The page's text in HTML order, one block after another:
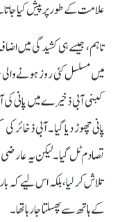
علامت کے طور پر پیش کیا
تاہم، جیسے ہی کشیدگی میں
میں مسلسل کئی روز ہونے
کبنی آبی ذخیرے میں پانی کی
پانی چھوڑ دیا گیا۔ آبی ذخائر
تصادم ٹل گیا۔ لیکن یہ
تلاش کر لیا، بلکہ اس لیے
کے ہاتھ سے پھسلتا جا رہا تھا۔